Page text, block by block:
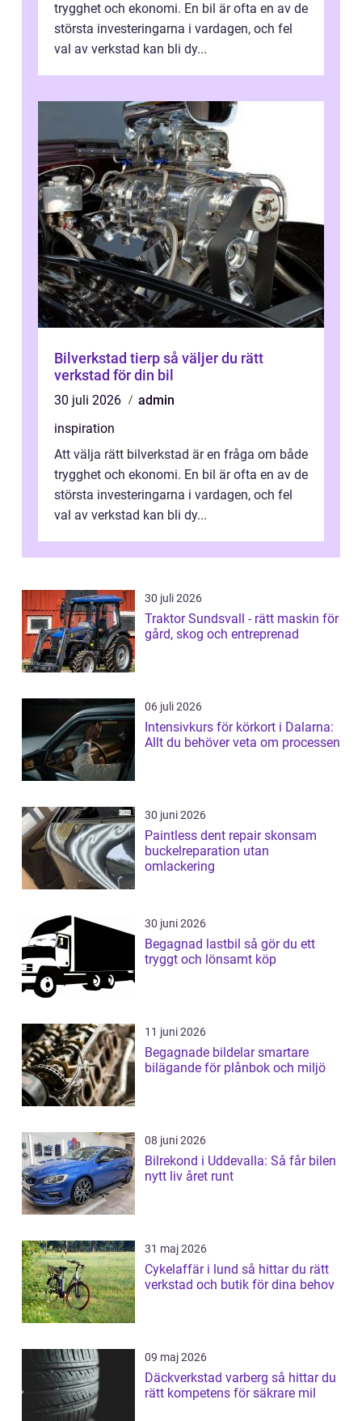
trygghet och ekonomi. En bil är ofta en av de
största investeringarna i vardagen, och fel
val av verkstad kan bli dy...
Bilverkstad tierp så väljer du rätt
verkstad för din bil
30 juli 2026
admin
inspiration
Att välja rätt bilverkstad är en fråga om både
trygghet och ekonomi. En bil är ofta en av de
största investeringarna i vardagen, och fel
val av verkstad kan bli dy...
30 juli 2026
Traktor Sundsvall - rätt maskin för
gård, skog och entreprenad
06 juli 2026
Intensivkurs för körkort i Dalarna:
Allt du behöver veta om processen
30 juni 2026
Paintless dent repair skonsam
buckelreparation utan
omlackering
30 juni 2026
Begagnad lastbil så gör du ett
tryggt och lönsamt köp
11 juni 2026
Begagnade bildelar smartare
bilägande för plånbok och miljö
08 juni 2026
Bilrekond i Uddevalla: Så får bilen
nytt liv året runt
31 maj 2026
Cykelaffär i lund så hittar du rätt
verkstad och butik för dina behov
09 maj 2026
Däckverkstad varberg så hittar du
rätt kompetens för säkrare mil